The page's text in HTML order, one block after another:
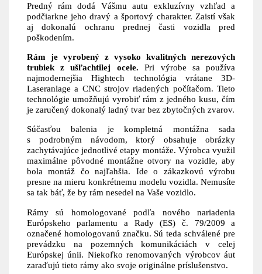
Predný rám dodá Vášmu autu exkluzívny vzhľad a
podčiarkne jeho dravý a športový charakter. Zaistí však
aj dokonalú ochranu prednej časti vozidla pred
poškodením.
Rám je vyrobený z vysoko kvalitných nerezových
trubiek z ušľachtilej ocele. Pri výrobe sa používa
najmodernejšia Hightech technológia vrátane 3D-
Laseranlage a CNC strojov riadených počítačom. Tieto
technológie umožňujú vyrobiť rám z jedného kusu, čím
je zaručený dokonalý ladný tvar bez zbytočných zvarov.
Súčasťou balenia je kompletná montážna sada
s podrobným návodom, ktorý obsahuje obrázky
zachytávajúce jednotlivé etapy montáže. Výrobca využil
maximálne pôvodné montážne otvory na vozidle, aby
bola montáž čo najľahšia. Ide o zákazkovú výrobu
presne na mieru konkrétnemu modelu vozidla. Nemusíte
sa tak báť, že by rám nesedel na Vaše vozidlo.
Rámy sú homologované podľa nového nariadenia
Európskeho parlamentu a Rady (ES) č. 79/2009 a
označené homologovanú značku. Sú teda schválené pre
prevádzku na pozemných komunikáciách v celej
Európskej únii. Niekoľko renomovaných výrobcov áut
zaraďujú tieto rámy ako svoje originálne príslušenstvo.